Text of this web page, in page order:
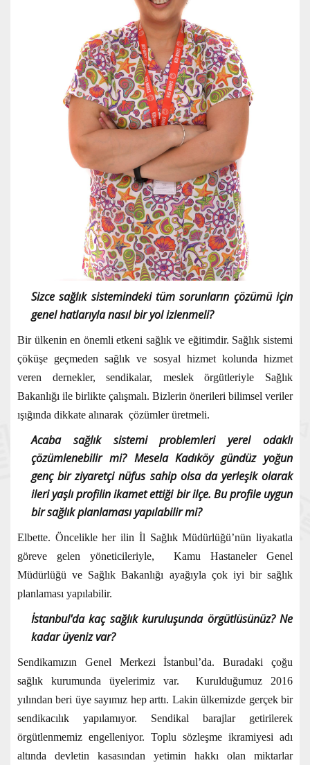
Sizce sağlık sistemindeki tüm sorunların çözümü için
genel hatlarıyla nasıl bir yol izlenmeli?
Bir ülkenin en önemli etkeni sağlık ve eğitimdir. Sağlık sistemi
çöküşe geçmeden sağlık ve sosyal hizmet kolunda hizmet
veren dernekler, sendikalar, meslek örgütleriyle Sağlık
Bakanlığı ile birlikte çalışmalı. Bizlerin önerileri bilimsel veriler
ışığında dikkate alınarak çözümler üretmeli.
Acaba sağlık sistemi problemleri yerel odaklı
çözümlenebilir mi? Mesela Kadıköy gündüz yoğun
genç bir ziyaretçi nüfus sahip olsa da yerleşik olarak
ileri yaşlı profilin ikamet ettiği bir ilçe. Bu profile uygun
bir sağlık planlaması yapılabilir mi?
Elbette. Öncelikle her ilin İl Sağlık Müdürlüğü’nün liyakatla
göreve gelen yöneticileriyle, Kamu Hastaneler Genel
Müdürlüğü ve Sağlık Bakanlığı ayağıyla çok iyi bir sağlık
planlaması yapılabilir.
İstanbul'da kaç sağlık kuruluşunda örgütlüsünüz? Ne
kadar üyeniz var?
Sendikamızın Genel Merkezi İstanbul’da. Buradaki çoğu
sağlık kurumunda üyelerimiz var. Kurulduğumuz 2016
yılından beri üye sayımız hep arttı. Lakin ülkemizde gerçek bir
sendikacılık yapılamıyor. Sendikal barajlar getirilerek
örgütlenmemiz engelleniyor. Toplu sözleşme ikramiyesi adı
altında devletin kasasından yetimin hakkı olan miktarlar